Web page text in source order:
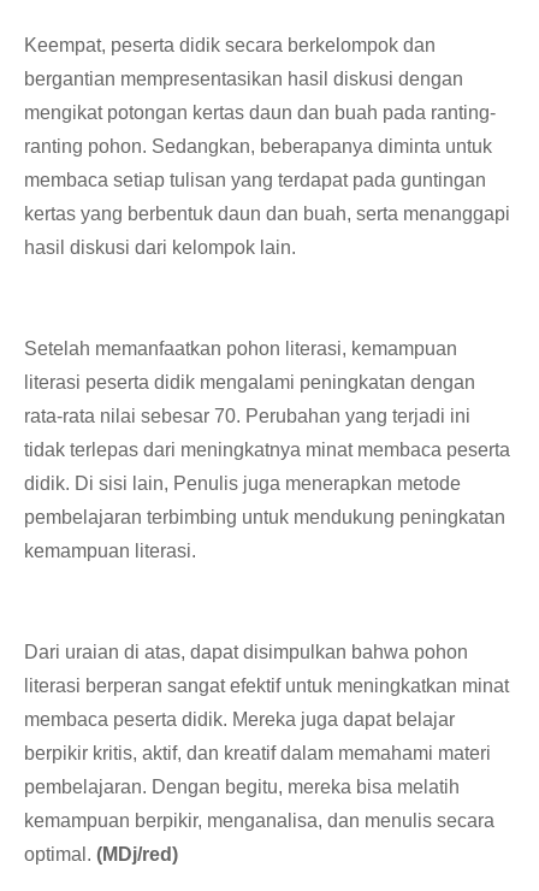
Keempat, peserta didik secara berkelompok dan
bergantian mempresentasikan hasil diskusi dengan
mengikat potongan kertas daun dan buah pada ranting-
ranting pohon. Sedangkan, beberapanya diminta untuk
membaca setiap tulisan yang terdapat pada guntingan
kertas yang berbentuk daun dan buah, serta menanggapi
hasil diskusi dari kelompok lain.
Setelah memanfaatkan pohon literasi, kemampuan
literasi peserta didik mengalami peningkatan dengan
rata-rata nilai sebesar 70. Perubahan yang terjadi ini
tidak terlepas dari meningkatnya minat membaca peserta
didik. Di sisi lain, Penulis juga menerapkan metode
pembelajaran terbimbing untuk mendukung peningkatan
kemampuan literasi.
Dari uraian di atas, dapat disimpulkan bahwa pohon
literasi berperan sangat efektif untuk meningkatkan minat
membaca peserta didik. Mereka juga dapat belajar
berpikir kritis, aktif, dan kreatif dalam memahami materi
pembelajaran. Dengan begitu, mereka bisa melatih
kemampuan berpikir, menganalisa, dan menulis secara
optimal. (MDj/red)